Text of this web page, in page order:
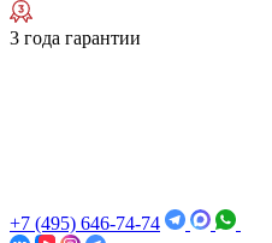
3 года гарантии
+7 (495) 646-74-74